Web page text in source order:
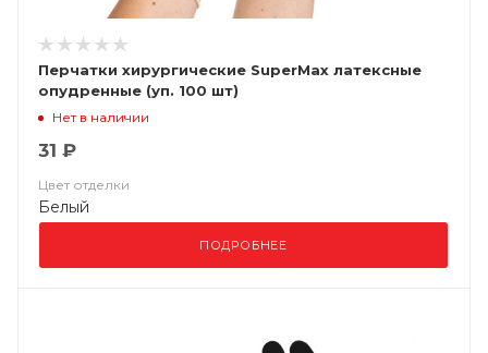
Перчатки хирургические SuperMax латексные
опудренные (уп. 100 шт)
Нет в наличии
31 ₽
Цвет отделки
Белый
ПОДРОБНЕЕ